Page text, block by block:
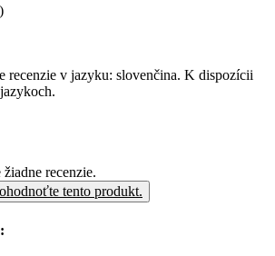
recenzie v jazyku: slovenčina. K dispozícii
recenzie.
tento produkt.